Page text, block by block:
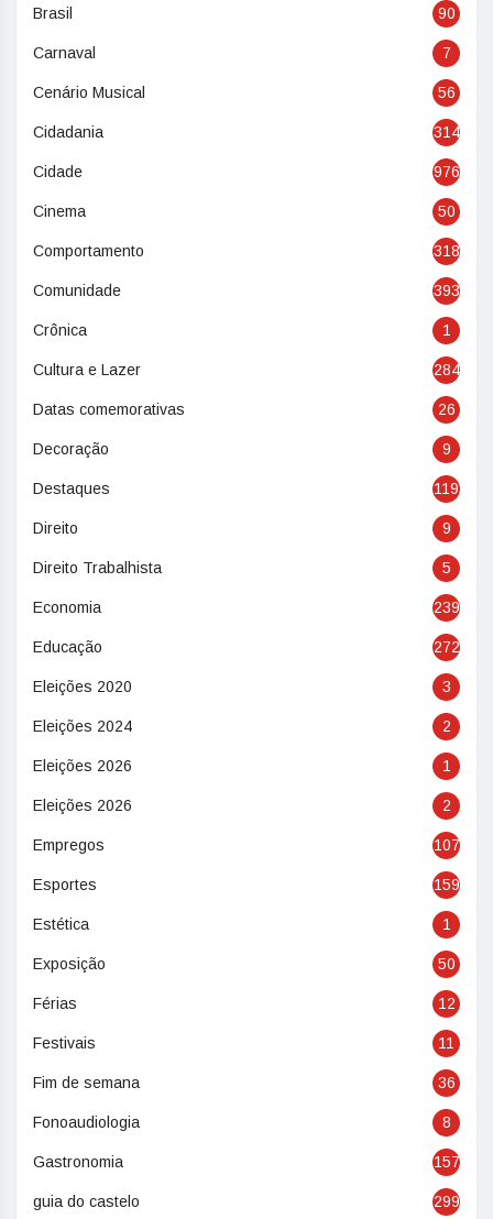
Brasil 90
Carnaval 7
Cenário Musical 56
Cidadania 314
Cidade 976
Cinema 50
Comportamento 318
Comunidade 393
Crônica 1
Cultura e Lazer 284
Datas comemorativas 26
Decoração 9
Destaques 119
Direito 9
Direito Trabalhista 5
Economia 239
Educação 272
Eleições 2020 3
Eleições 2024 2
Eleições 2026 1
Eleições 2026 2
Empregos 107
Esportes 159
Estética 1
Exposição 50
Férias 12
Festivais 11
Fim de semana 36
Fonoaudiologia 8
Gastronomia 157
guia do castelo 299